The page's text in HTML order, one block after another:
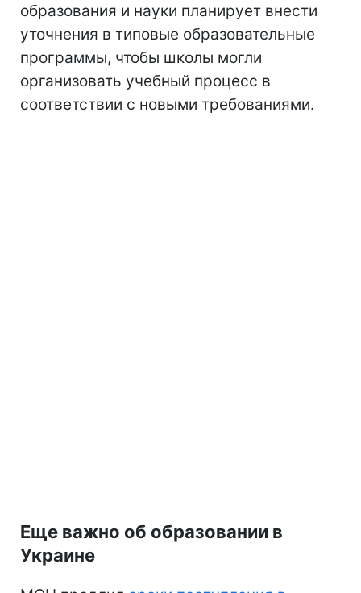
образования и науки планирует внести
уточнения в типовые образовательные
программы, чтобы школы могли
организовать учебный процесс в
соответствии с новыми требованиями.
Еще важно об образовании в
Украине